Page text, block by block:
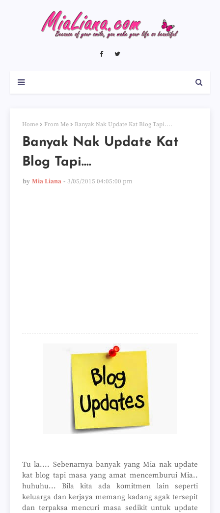
Home From Me Banyak Nak Update Kat Blog Tapi....
Banyak Nak Update Kat
Blog Tapi....
by Mia Liana 3/05/2015 04:05:00 pm
Tu la.... Sebenarnya banyak yang Mia nak update
kat blog tapi masa yang amat mencemburui Mia..
huhuhu... Bila kita ada komitmen lain seperti
keluarga dan kerjaya memang kadang agak tersepit
dan terpaksa mencuri masa sedikit untuk update